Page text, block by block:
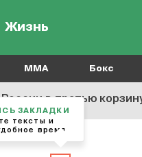
Жизнь
MMA Бокс
в третью корзину
ЗАКЛАДКИ
тексты и
время